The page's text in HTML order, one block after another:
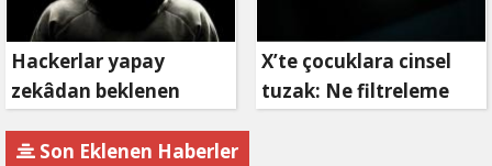
Hackerlar yapay
zekâdan beklenen
X’te çocuklara cinsel
tuzak: Ne filtreleme
Son Eklenen Haberler